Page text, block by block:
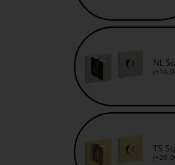
NL
TS